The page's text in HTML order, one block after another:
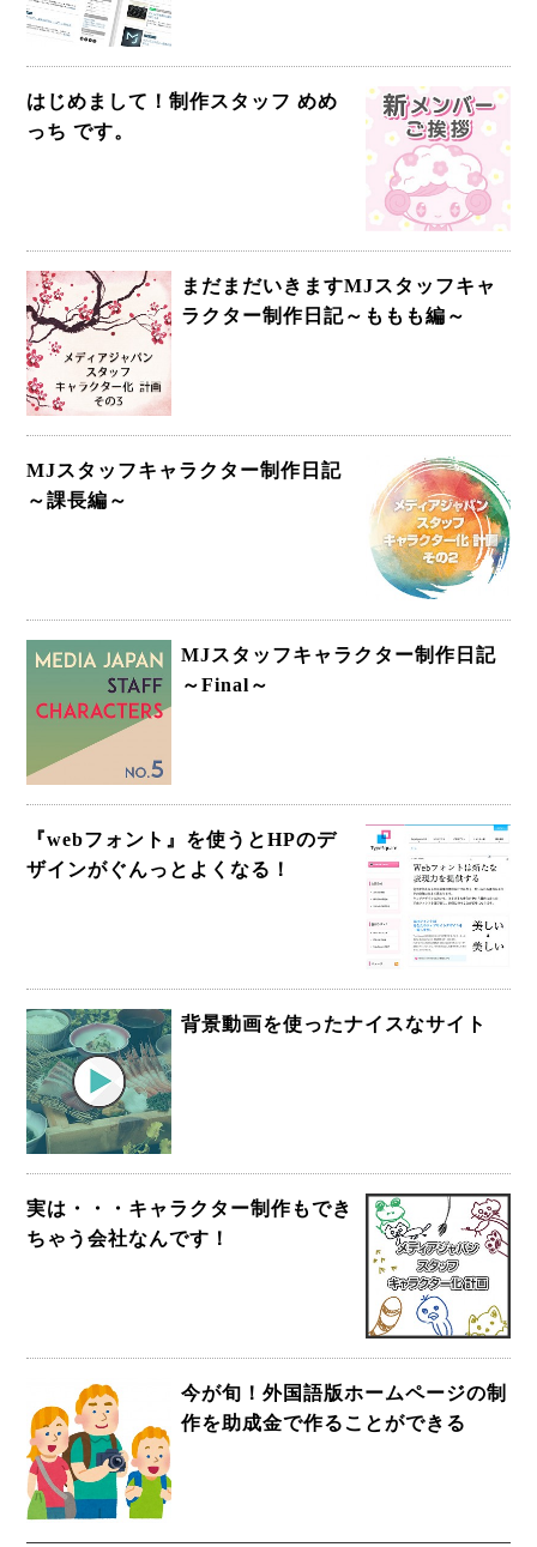
はじめまして！制作スタッフ めめ
っち です。
まだまだいきますMJスタッフキャ
ラクター制作日記～ももも編～
MJスタッフキャラクター制作日記
～課長編～
MJスタッフキャラクター制作日記
～Final～
『webフォント』を使うとHPのデ
ザインがぐんっとよくなる！
背景動画を使ったナイスなサイト
実は・・・キャラクター制作もでき
ちゃう会社なんです！
今が旬！外国語版ホームページの制
作を助成金で作ることができる